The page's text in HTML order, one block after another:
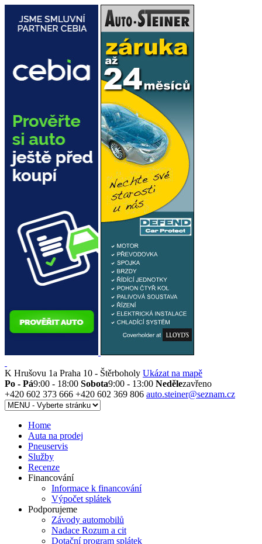
K Hrušovu 1a Praha 10 - Štěrboholy Ukázat na mapě
Po - Pá9:00 - 18:00 Sobota9:00 - 13:00 Nedělezavřeno
+420 602 373 666 +420 602 369 806 auto.steiner@seznam.cz
Home
Auta na prodej
Pneuservis
Služby
Recenze
Financování
Informace k financování
Výpočet splátek
Podporujeme
Závody automobilů
Nadace Rozum a cit
Dotační program splátek